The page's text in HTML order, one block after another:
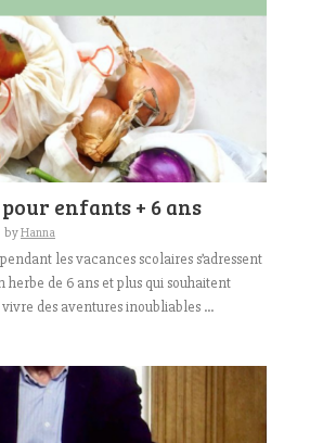
enfants + 6 ans
byHanna
les vacances scolaires s’adressent
herbe de 6 ans et plus qui souhaitent
des aventures inoubliables ...